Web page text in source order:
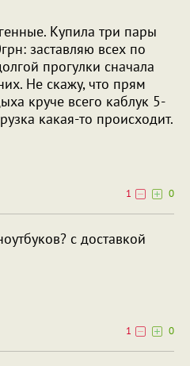
Купила три пары
заставляю всех по
прогулки сначала
Не скажу, что прям
круче всего каблук 5-
какая-то происходит.
1
0
с доставкой
1
0